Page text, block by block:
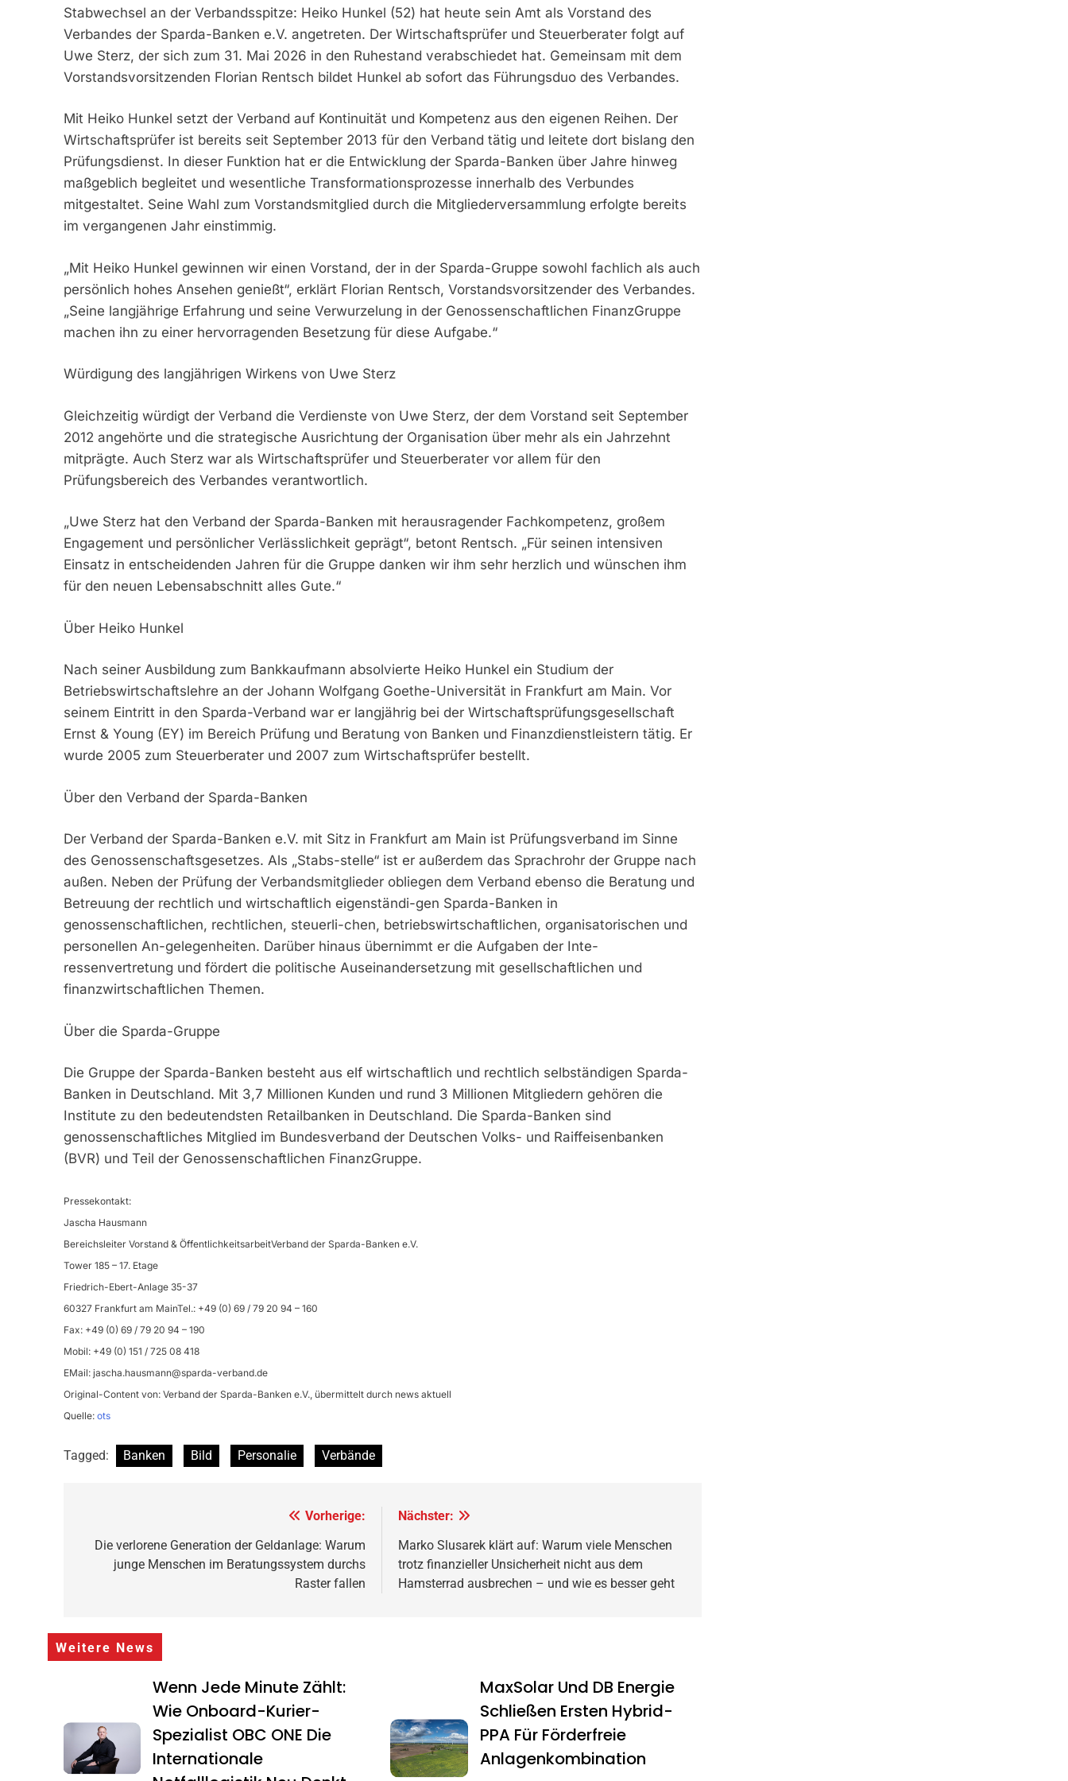
Stabwechsel an der Verbandsspitze: Heiko Hunkel (52) hat heute sein Amt als Vorstand des
Verbandes der Sparda-Banken e.V. angetreten. Der Wirtschaftsprüfer und Steuerberater folgt auf
Uwe Sterz, der sich zum 31. Mai 2026 in den Ruhestand verabschiedet hat. Gemeinsam mit dem
Vorstandsvorsitzenden Florian Rentsch bildet Hunkel ab sofort das Führungsduo des Verbandes.
Mit Heiko Hunkel setzt der Verband auf Kontinuität und Kompetenz aus den eigenen Reihen. Der
Wirtschaftsprüfer ist bereits seit September 2013 für den Verband tätig und leitete dort bislang den
Prüfungsdienst. In dieser Funktion hat er die Entwicklung der Sparda-Banken über Jahre hinweg
maßgeblich begleitet und wesentliche Transformationsprozesse innerhalb des Verbundes
mitgestaltet. Seine Wahl zum Vorstandsmitglied durch die Mitgliederversammlung erfolgte bereits
im vergangenen Jahr einstimmig.
„Mit Heiko Hunkel gewinnen wir einen Vorstand, der in der Sparda-Gruppe sowohl fachlich als auch
persönlich hohes Ansehen genießt“, erklärt Florian Rentsch, Vorstandsvorsitzender des Verbandes.
„Seine langjährige Erfahrung und seine Verwurzelung in der Genossenschaftlichen FinanzGruppe
machen ihn zu einer hervorragenden Besetzung für diese Aufgabe.“
Würdigung des langjährigen Wirkens von Uwe Sterz
Gleichzeitig würdigt der Verband die Verdienste von Uwe Sterz, der dem Vorstand seit September
2012 angehörte und die strategische Ausrichtung der Organisation über mehr als ein Jahrzehnt
mitprägte. Auch Sterz war als Wirtschaftsprüfer und Steuerberater vor allem für den
Prüfungsbereich des Verbandes verantwortlich.
„Uwe Sterz hat den Verband der Sparda-Banken mit herausragender Fachkompetenz, großem
Engagement und persönlicher Verlässlichkeit geprägt“, betont Rentsch. „Für seinen intensiven
Einsatz in entscheidenden Jahren für die Gruppe danken wir ihm sehr herzlich und wünschen ihm
für den neuen Lebensabschnitt alles Gute.“
Über Heiko Hunkel
Nach seiner Ausbildung zum Bankkaufmann absolvierte Heiko Hunkel ein Studium der
Betriebswirtschaftslehre an der Johann Wolfgang Goethe-Universität in Frankfurt am Main. Vor
seinem Eintritt in den Sparda-Verband war er langjährig bei der Wirtschaftsprüfungsgesellschaft
Ernst & Young (EY) im Bereich Prüfung und Beratung von Banken und Finanzdienstleistern tätig. Er
wurde 2005 zum Steuerberater und 2007 zum Wirtschaftsprüfer bestellt.
Über den Verband der Sparda-Banken
Der Verband der Sparda-Banken e.V. mit Sitz in Frankfurt am Main ist Prüfungsverband im Sinne
des Genossenschaftsgesetzes. Als „Stabs-stelle“ ist er außerdem das Sprachrohr der Gruppe nach
außen. Neben der Prüfung der Verbandsmitglieder obliegen dem Verband ebenso die Beratung und
Betreuung der rechtlich und wirtschaftlich eigenständi-gen Sparda-Banken in
genossenschaftlichen, rechtlichen, steuerli-chen, betriebswirtschaftlichen, organisatorischen und
personellen An-gelegenheiten. Darüber hinaus übernimmt er die Aufgaben der Inte-
ressenvertretung und fördert die politische Auseinandersetzung mit gesellschaftlichen und
finanzwirtschaftlichen Themen.
Über die Sparda-Gruppe
Die Gruppe der Sparda-Banken besteht aus elf wirtschaftlich und rechtlich selbständigen Sparda-
Banken in Deutschland. Mit 3,7 Millionen Kunden und rund 3 Millionen Mitgliedern gehören die
Institute zu den bedeutendsten Retailbanken in Deutschland. Die Sparda-Banken sind
genossenschaftliches Mitglied im Bundesverband der Deutschen Volks- und Raiffeisenbanken
(BVR) und Teil der Genossenschaftlichen FinanzGruppe.
Pressekontakt:
Jascha Hausmann
Bereichsleiter Vorstand & ÖffentlichkeitsarbeitVerband der Sparda-Banken e.V.
Tower 185 – 17. Etage
Friedrich-Ebert-Anlage 35-37
60327 Frankfurt am MainTel.: +49 (0) 69 / 79 20 94 – 160
Fax: +49 (0) 69 / 79 20 94 – 190
Mobil: +49 (0) 151 / 725 08 418
EMail: jascha.hausmann@sparda-verband.de
Original-Content von: Verband der Sparda-Banken e.V., übermittelt durch news aktuell
Quelle: ots
Tagged: Banken Bild Personalie Verbände
Vorherige:
Die verlorene Generation der Geldanlage: Warum
junge Menschen im Beratungssystem durchs
Raster fallen
Nächster:
Marko Slusarek klärt auf: Warum viele Menschen
trotz finanzieller Unsicherheit nicht aus dem
Hamsterrad ausbrechen – und wie es besser geht
Weitere News
Wenn Jede Minute Zählt:
Wie Onboard-Kurier-
Spezialist OBC ONE Die
Internationale
MaxSolar Und DB Energie
Schließen Ersten Hybrid-
PPA Für Förderfreie
Anlagenkombination